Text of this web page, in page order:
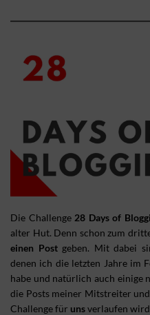
Die Challenge 28 Days of
alter Hut. Denn schon zum
einen Postgeben. Mit dabei
denen ich die letzten Jahre im
habe und natürlich auch einige
die Posts meiner Mitstreiter
Challenge für unsverlaufen